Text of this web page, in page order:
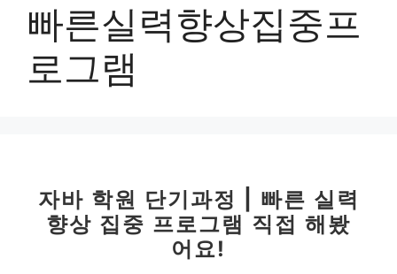
빠른실력향상집중프
로그램
자바 학원 단기과정 | 빠른 실력
향상 집중 프로그램 직접 해봤
어요!